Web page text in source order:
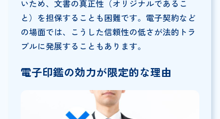
いため、文書の真正性（オリジナルであるこ
と）を担保することも困難です。電子契約など
の場面では、こうした信頼性の低さが法的トラ
ブルに発展することもあります。
電子印鑑の効力が限定的な理由